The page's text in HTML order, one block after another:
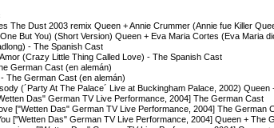
The Dust 2003 remix Queen + Annie Crummer (Annie fue Killer
But You) (Short Version) Queen + Eva Maria Cortes (Eva Maria
- The Spanish Cast
(Crazy Little Thing Called Love) - The Spanish Cast
German Cast (en alemán)
The German Cast (en alemán)
(´Party At The Palace´ Live at Buckingham Palace, 2002) Queen
Das" German TV Live Performance, 2004] The German Cast
["Wetten Das" German TV Live Performance, 2004] The German
["Wetten Das" German TV Live Performance, 2004] Queen + The